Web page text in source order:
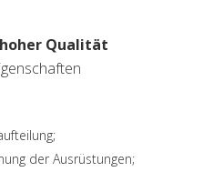
Qualität
der Ausrüstungen;